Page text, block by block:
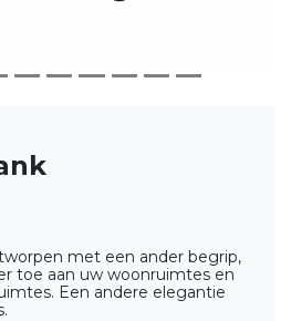
met een ander begrip,
toe aan uw woonruimtes en
Een andere elegantie